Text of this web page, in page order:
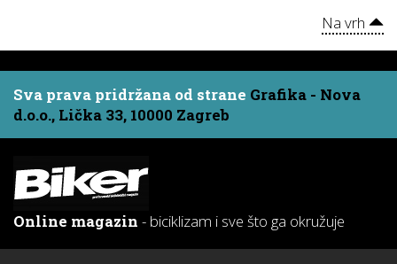
Na vrh
Sva prava pridržana od strane Grafika - Nova
d.o.o., Lička 33, 10000 Zagreb
Online magazin - biciklizam i sve što ga okružuje